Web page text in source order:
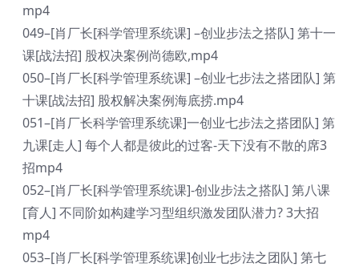
mp4
049–[肖厂长[科学管理系统课] –创业步法之搭队] 第十一
课[战法招] 股权决案例尚德欧,mp4
050–[肖厂长[科学管理系统课] –创业七步法之搭团队] 第
十课[战法招] 股权解决案例海底捞.mp4
051–[肖厂长科学管理系统课]一创业七步法之搭团队] 第
九课[走人] 每个人都是彼此的过客-天下没有不散的席3
招mp4
052–[肖厂长[科学管理系统课]-创业步法之搭队] 第八课
[育人] 不同阶如构建学习型组织激发团队潜力? 3大招
mp4
053–[肖厂长[科学管理系统课]创业七步法之团队] 第七